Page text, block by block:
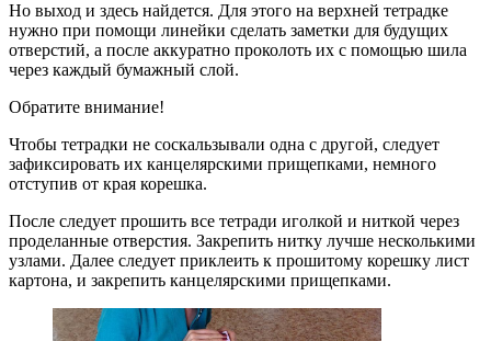
Но выход и здесь найдется. Для этого на верхней тетрадке
нужно при помощи линейки сделать заметки для будущих
отверстий, а после аккуратно проколоть их с помощью шила
через каждый бумажный слой.
Обратите внимание!
Чтобы тетрадки не соскальзывали одна с другой, следует
зафиксировать их канцелярскими прищепками, немного
отступив от края корешка.
После следует прошить все тетради иголкой и ниткой через
проделанные отверстия. Закрепить нитку лучше несколькими
узлами. Далее следует приклеить к прошитому корешку лист
картона, и закрепить канцелярскими прищепками.